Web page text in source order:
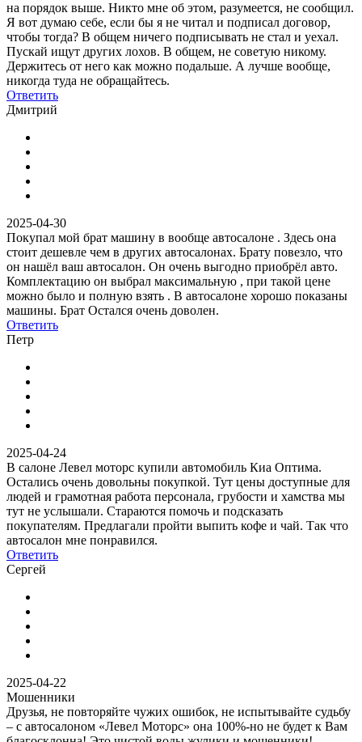
на порядок выше. Никто мне об этом, разумеется, не сообщил.
Я вот думаю себе, если бы я не читал и подписал договор,
чтобы тогда? В общем ничего подписывать не стал и уехал.
Пускай ищут других лохов. В общем, не советую никому.
Держитесь от него как можно подальше. А лучше вообще,
никогда туда не обращайтесь.
Ответить
Дмитрий
2025-04-30
Покупал мой брат машину в вообще автосалоне . Здесь она
стоит дешевле чем в других автосалонах. Брату повезло, что
он нашёл ваш автосалон. Он очень выгодно приобрёл авто.
Комплектацию он выбрал максимальную , при такой цене
можно было и полную взять . В автосалоне хорошо показаны
машины. Брат Остался очень доволен.
Ответить
Петр
2025-04-24
В салоне Левел моторс купили автомобиль Киа Оптима.
Остались очень довольны покупкой. Тут цены доступные для
людей и грамотная работа персонала, грубости и хамства мы
тут не услышали. Стараются помочь и подсказать
покупателям. Предлагали пройти выпить кофе и чай. Так что
автосалон мне понравился.
Ответить
Сергей
2025-04-22
Мошенники
Друзья, не повторяйте чужих ошибок, не испытывайте судьбу
– с автосалоном «Левел Моторс» она 100%-но не будет к Вам